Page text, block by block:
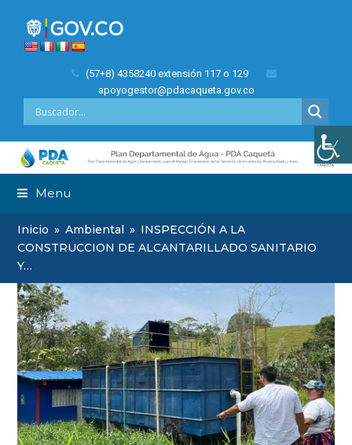
(57+8) 4358240 extensión 117 o 129
apoyogestor@pdacaqueta.gov.co
Menu
Inicio » Ambiental » INSPECCIÓN A LA
CONSTRUCCION DE ALCANTARILLADO SANITARIO
Y…